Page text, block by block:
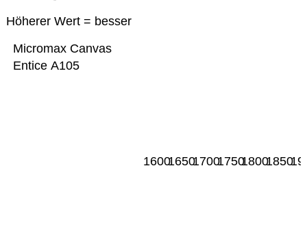
Höherer Wert = besser
Micromax Canvas
Entice A105
160016501700175018001850